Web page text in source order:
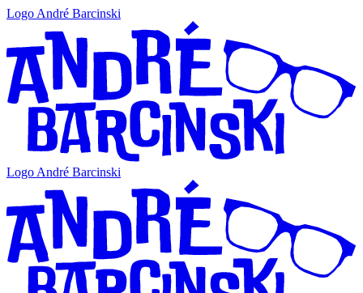
Logo André Barcinski
Logo André Barcinski